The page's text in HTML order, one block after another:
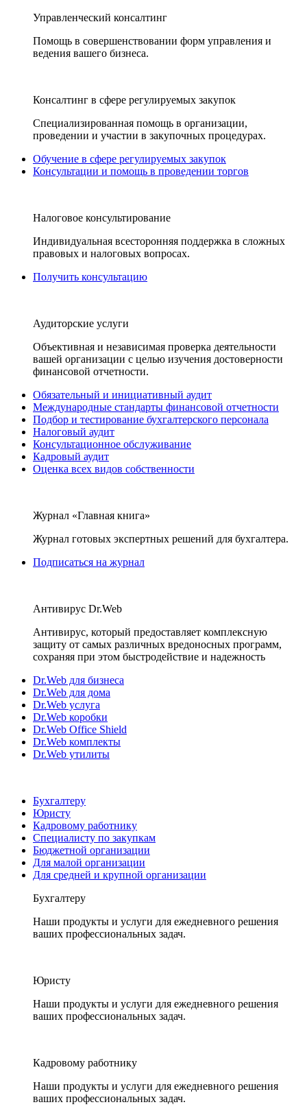
Управленческий консалтинг
Помощь в совершенствовании форм управления и
ведения вашего бизнеса.
Консалтинг в сфере регулируемых закупок
Специализированная помощь в организации,
проведении и участии в закупочных процедурах.
Обучение в сфере регулируемых закупок
Консультации и помощь в проведении торгов
Налоговое консультирование
Индивидуальная всесторонняя поддержка в сложных
правовых и налоговых вопросах.
Получить консультацию
Аудиторские услуги
Объективная и независимая проверка деятельности
вашей организации с целью изучения достоверности
финансовой отчетности.
Обязательный и инициативный аудит
Международные стандарты финансовой отчетности
Подбор и тестирование бухгалтерского персонала
Налоговый аудит
Консультационное обслуживание
Кадровый аудит
Оценка всех видов собственности
Журнал «Главная книга»
Журнал готовых экспертных решений для бухгалтера.
Подписаться на журнал
Антивирус Dr.Web
Антивирус, который предоставляет комплексную
защиту от самых различных вредоносных программ,
сохраняя при этом быстродействие и надежность
Dr.Web для бизнеса
Dr.Web для дома
Dr.Web услуга
Dr.Web коробки
Dr.Web Office Shield
Dr.Web комплекты
Dr.Web утилиты
Бухгалтеру
Юристу
Кадровому работнику
Специалисту по закупкам
Бюджетной организации
Для малой организации
Для средней и крупной организации
Бухгалтеру
Наши продукты и услуги для ежедневного решения
ваших профессиональных задач.
Юристу
Наши продукты и услуги для ежедневного решения
ваших профессиональных задач.
Кадровому работнику
Наши продукты и услуги для ежедневного решения
ваших профессиональных задач.